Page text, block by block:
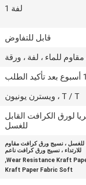
لفة 1
قابل للتفاوض
للماء ، لفة ، ورقة
T / T ، ويسترن يونيون
شهريا لورق الكرافت القابل
للغسل
، نسيج ورق كرافت مقاوم
للارتداء ، نسيج ورق كرافت ناعم
Wear Resistance Kraft
,
Kraft Paper Fabric Soft